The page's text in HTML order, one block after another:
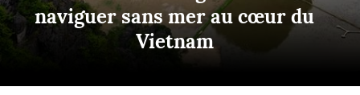
naviguer sans mer au cœur du
Vietnam